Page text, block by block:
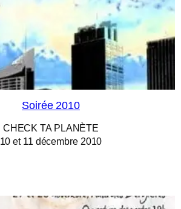
Soirée 2010
CHECK TA PLANÈTE
10 et 11 décembre 2010